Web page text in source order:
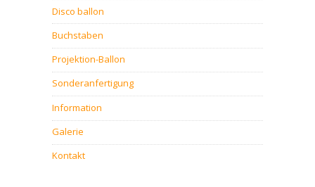
Disco ballon
Buchstaben
Projektion-Ballon
Sonderanfertigung
Information
Galerie
Kontakt